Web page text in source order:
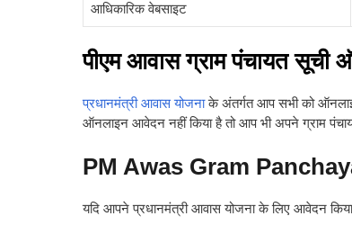
आधिकारिक वेबसाइट
पीएम आवास ग्राम पंचायत
प्रधानमंत्री आवास योजनाके अंतर्गत आप सभी को
ऑनलाइन आवेदन नहीं किया है तो आप भी अपने ग्राम
PM Awas Gram
यदि आपने प्रधानमंत्री आवास योजना के लिए आवेदन